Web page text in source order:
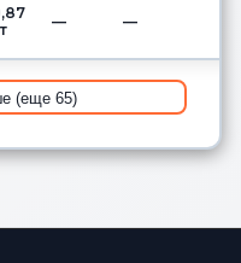
— —
(еще 65)